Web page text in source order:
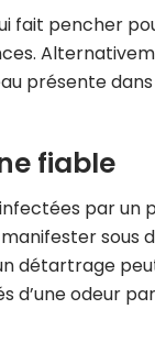
fait pencher
présente
fiable
par
manifester
détartrage
d’une odeur